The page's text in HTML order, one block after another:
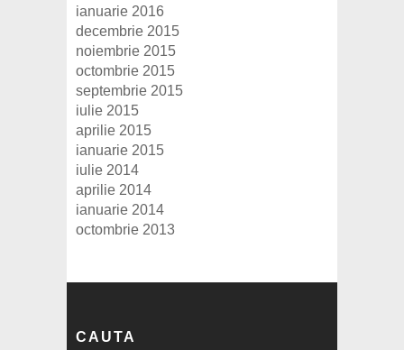
ianuarie 2016
decembrie 2015
noiembrie 2015
octombrie 2015
septembrie 2015
iulie 2015
aprilie 2015
ianuarie 2015
iulie 2014
aprilie 2014
ianuarie 2014
octombrie 2013
CAUTA